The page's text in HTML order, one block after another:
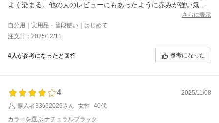
よく染まる。他の人のレビューにもあったように赤みが強い気が
2回目の使用。予洗いを省略して乾いた髪に使ってみたが、ほとん
ど染まらす。予洗いをしっかりすることによってキューティクル
を開くことが重要だと理解した。
3回目の使用。1回目同様予洗いから手順通り。この段階で生え際
以外の白髪は気にならなくなり、茶色に近い染まり具合になっ
5回目、同上。
さらに表示
自分用｜実用品・普段使い｜はじめて
注文日：2025/12/11
4人が参考になったと回答 参考になった
4
2025/11/08
購入者33662029さん
女性
40代
カラーを選ぶ:ナチュラルブラック